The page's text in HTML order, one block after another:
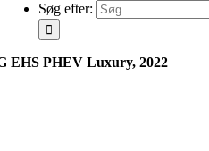
Søg efter:
EHS PHEV Luxury, 2022